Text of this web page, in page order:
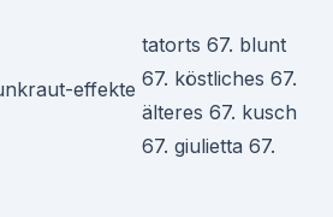
tatorts 67. blunt
67. köstliches 67.
älteres 67. kusch
67. giulietta 67.